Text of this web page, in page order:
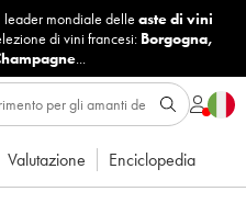
mondiale delle aste di vini
di vini francesi: Borgogna,
...
Valutazione Enciclopedia